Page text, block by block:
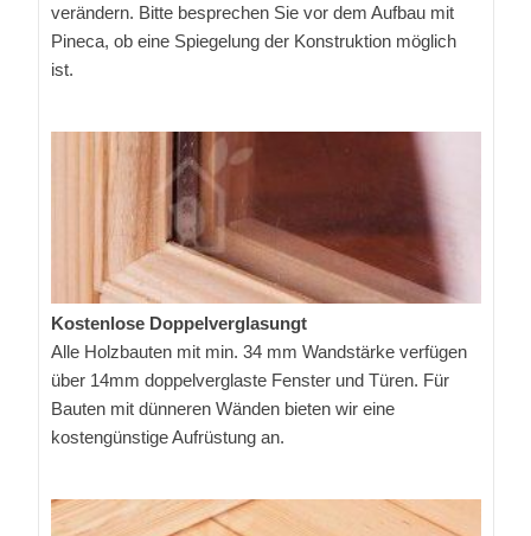
verändern. Bitte besprechen Sie vor dem Aufbau mit
Pineca, ob eine Spiegelung der Konstruktion möglich
ist.
Kostenlose Doppelverglasungt
Alle Holzbauten mit min. 34 mm Wandstärke verfügen
über 14mm doppelverglaste Fenster und Türen. Für
Bauten mit dünneren Wänden bieten wir eine
kostengünstige Aufrüstung an.